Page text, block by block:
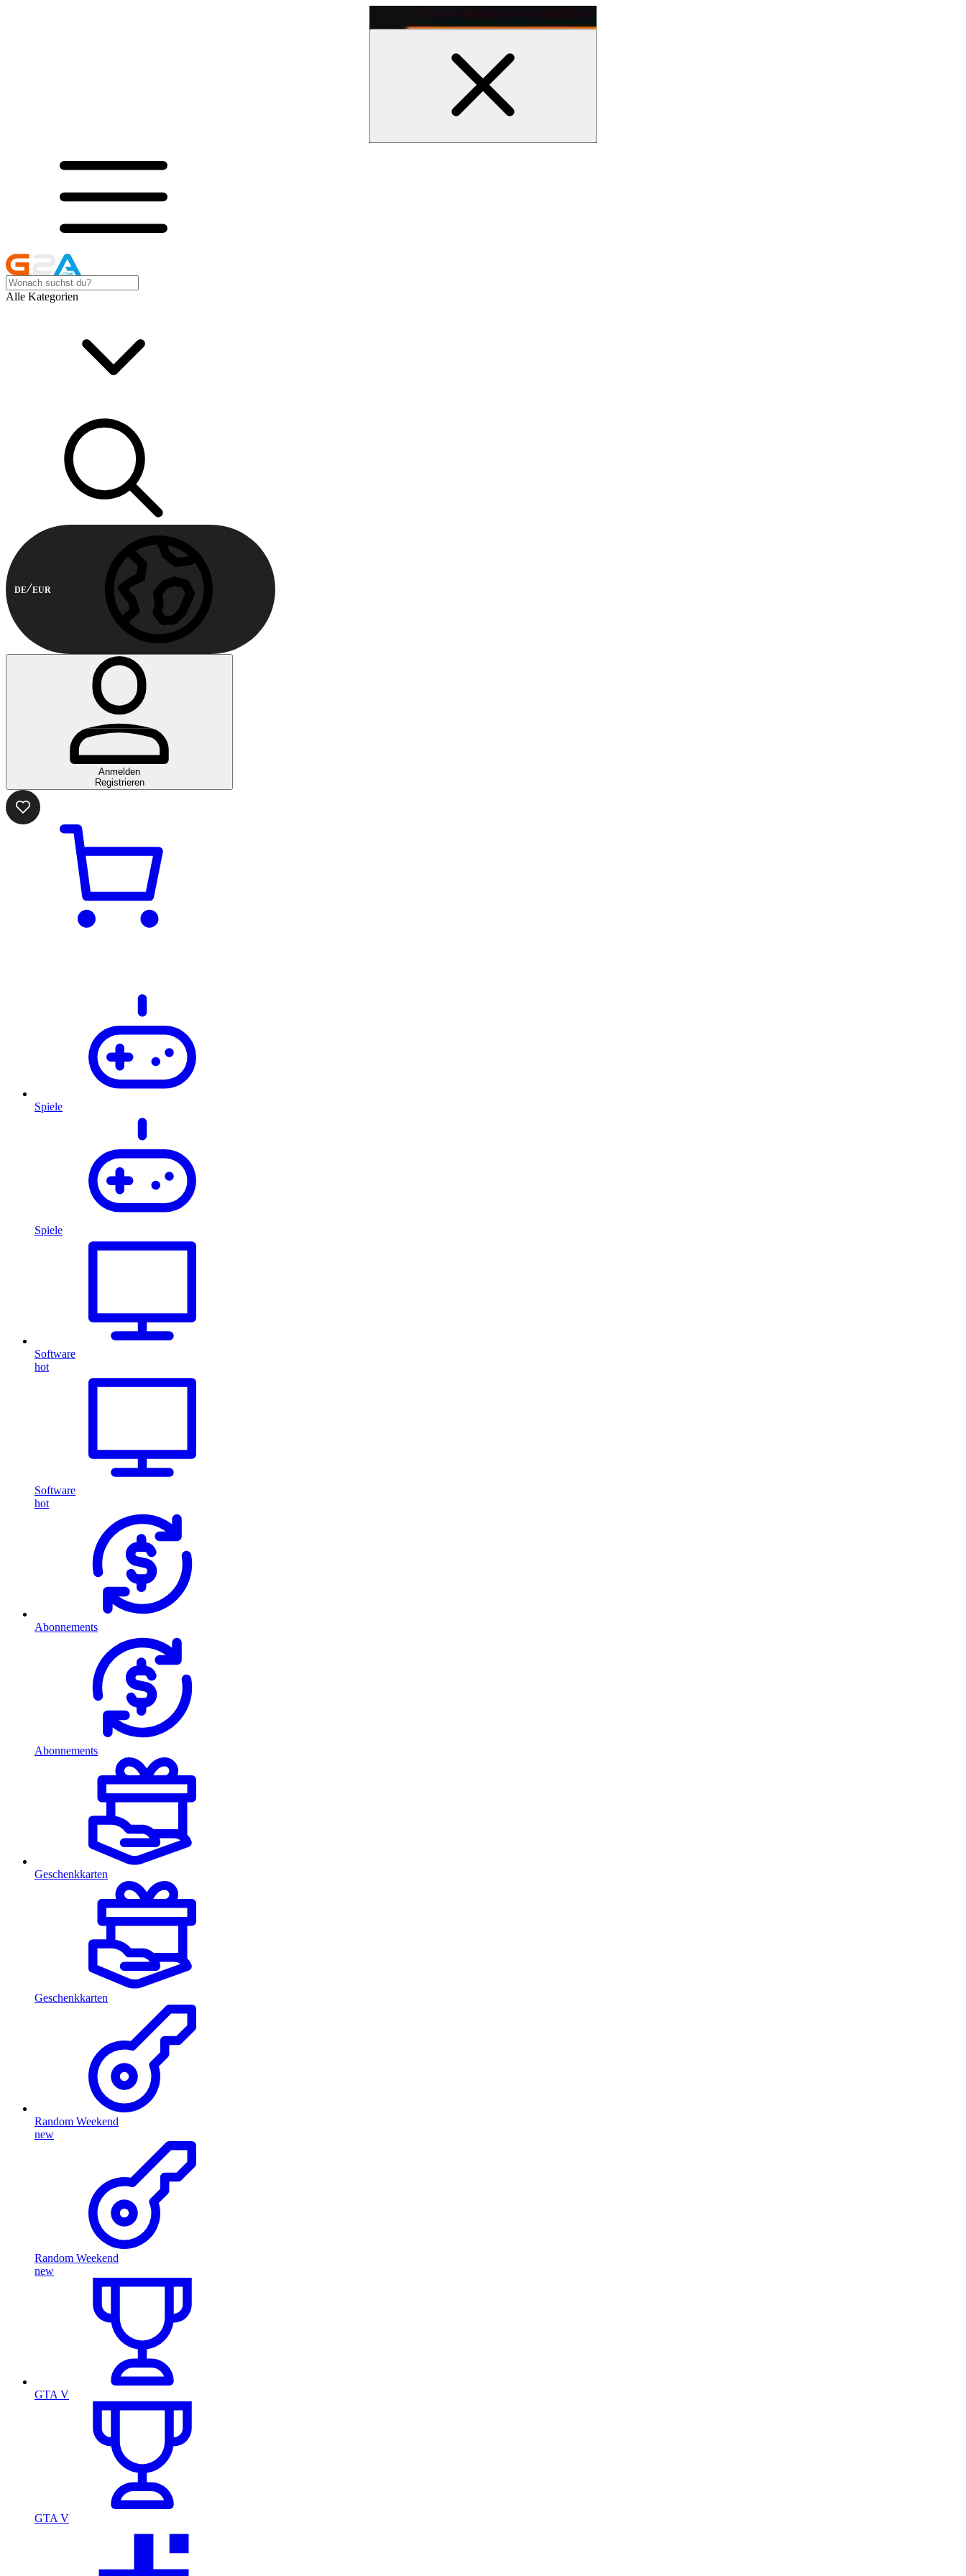
Alle Kategorien
DE EUR
Anmelden
Registrieren
Spiele
Spiele
Software
hot
Software
hot
Abonnements
Abonnements
Geschenkkarten
Geschenkkarten
Random Weekend
new
Random Weekend
new
GTA V
GTA V